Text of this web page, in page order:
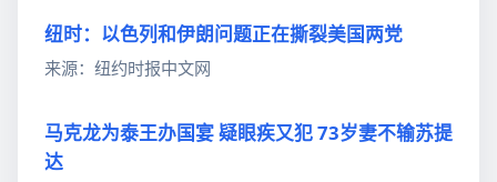
纽时：以色列和伊朗问题正在撕裂美国两党
来源：纽约时报中文网
马克龙为泰王办国宴 疑眼疾又犯 73岁妻不输苏提
达